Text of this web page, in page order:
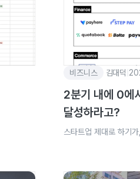
비즈니스 김대덕
2분기 내에 0에
달성하라고?
스타트업 제대로 하기